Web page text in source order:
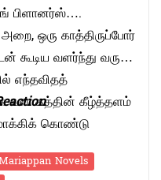
பிளானர்ஸ்….
ஒரு காத்திருப்போர்
கூடிய வளர்ந்து வரும்
எந்தவிதத்
வளாகத்தின் கீழ்த்தளம்
கொண்டு
முக்கியமான
Novels